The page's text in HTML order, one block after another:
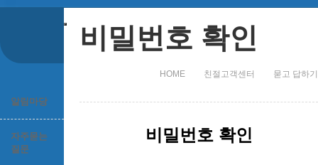
비밀번호 확인
HOME 친절고객센터 묻고 답하기
비밀번호 확인
알림마당
자주묻는
질문